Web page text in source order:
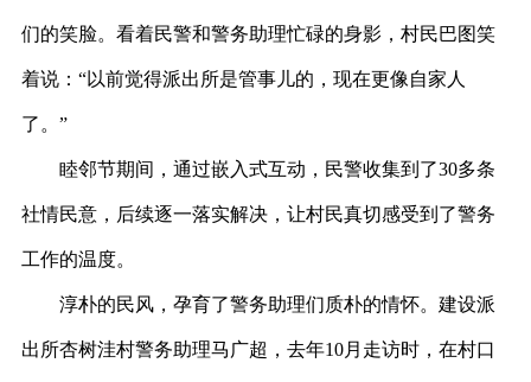
们的笑脸。看着民警和警务助理忙碌的身影，村民巴图笑
着说：“以前觉得派出所是管事儿的，现在更像自家人
了。”
睦邻节期间，通过嵌入式互动，民警收集到了30多条
社情民意，后续逐一落实解决，让村民真切感受到了警务
工作的温度。
淳朴的民风，孕育了警务助理们质朴的情怀。建设派
出所杏树洼村警务助理马广超，去年10月走访时，在村口